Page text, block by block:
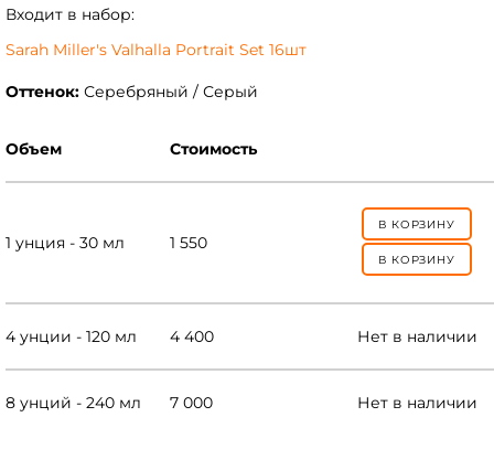
Входит в набор:
Sarah Miller's Valhalla Portrait Set 16шт
Оттенок: Серебряный / Серый
Объем Стоимость
1 унция - 30 мл 1 550
В КОРЗИНУ
В КОРЗИНУ
4 унции - 120 мл 4 400 Нет в наличии
8 унций - 240 мл 7 000 Нет в наличии